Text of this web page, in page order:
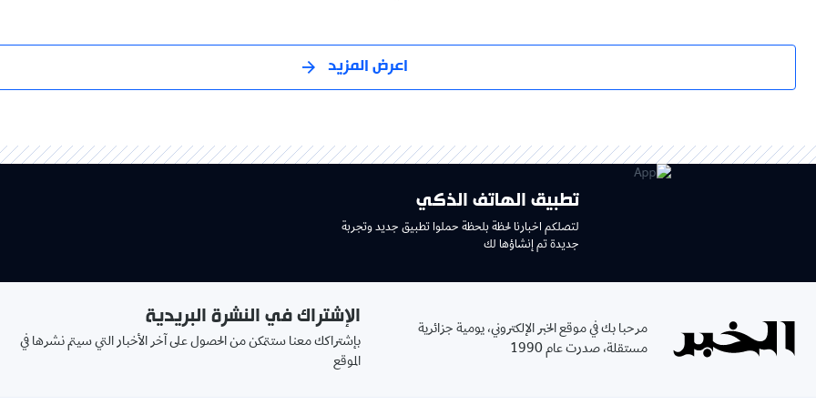
اعرض المزيد
تطبيق الهاتف الذكي
لتصلكم اخبارنا لحظة بلحظة حملوا تطبيق جديد وتجربة
جديدة تم إنشاؤها لك
مرحبا بك في موقع الخبر الإلكتروني، يومية جزائرية
مستقلة، صدرت عام 1990
الإشتراك في النشرة البريدية
بإشتراكك معنا ستتمكن من الحصول على آخر الأخبار التي سيتم نشرها في
الموقع